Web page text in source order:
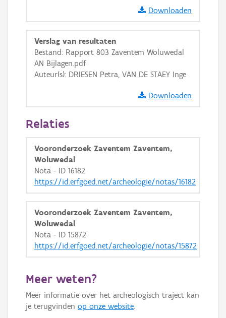
GRB-Basiskaart
GRB-Basiskaart in grijswaarden
Downloaden
Verslag van resultaten
Bestand: Rapport 803 Zaventem Woluwedal
AN Bijlagen.pdf
Auteur(s): DRIESEN Petra, VAN DE STAEY Inge
Downloaden
Relaties
Vooronderzoek Zaventem Zaventem,
Woluwedal
Nota - ID 16182
https://id.erfgoed.net/archeologie/notas/16182
Vooronderzoek Zaventem Zaventem,
Woluwedal
Nota - ID 15872
https://id.erfgoed.net/archeologie/notas/15872
Meer weten?
Meer informatie over het archeologisch traject kan
je terugvinden op onze website.